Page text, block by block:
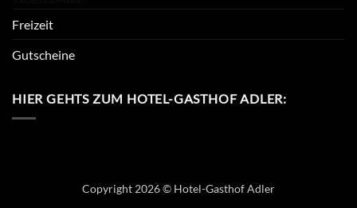
Freizeit
Gutscheine
HIER GEHTS ZUM HOTEL-GASTHOF ADLER:
Copyright 2026 © Hotel-Gasthof Adler